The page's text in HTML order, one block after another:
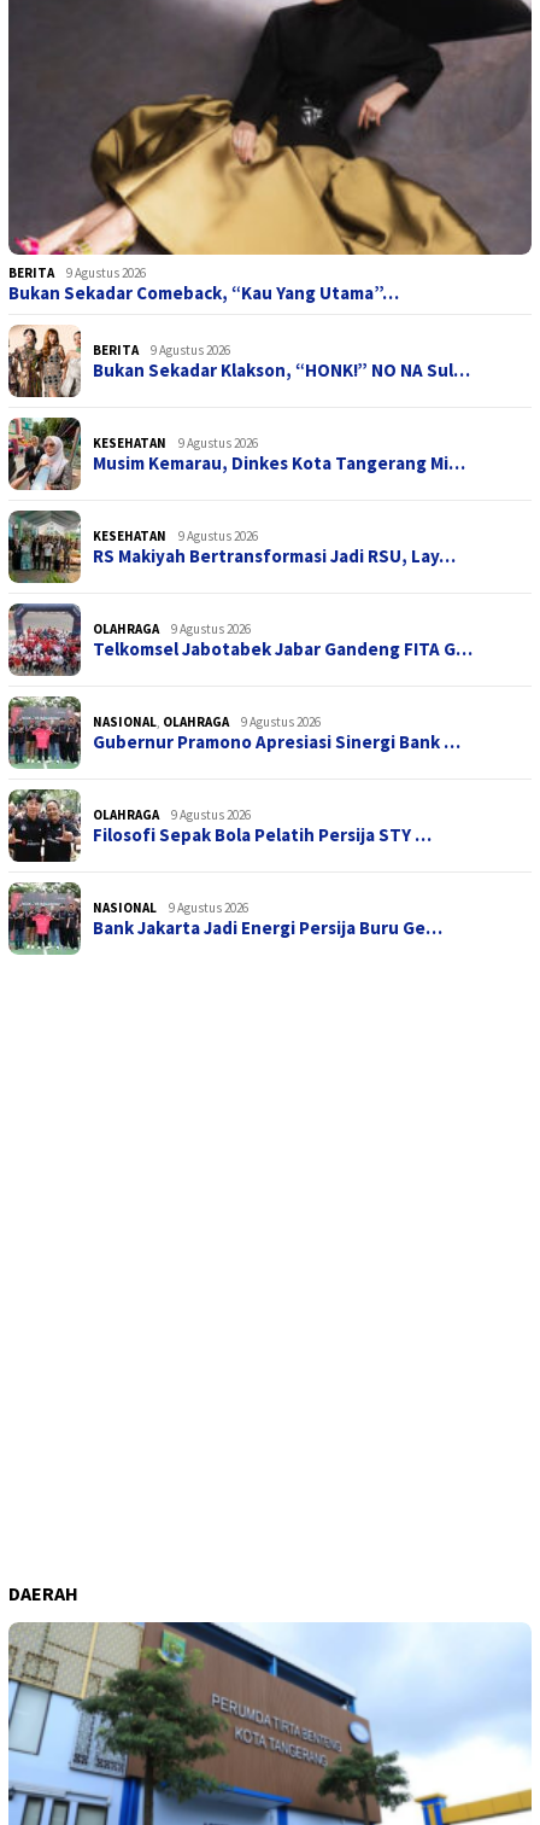
BERITA 9 Agustus 2026
Bukan Sekadar Comeback, “Kau Yang Utama”…
BERITA 9 Agustus 2026
Bukan Sekadar Klakson, “HONK!” NO NA Sul…
KESEHATAN 9 Agustus 2026
Musim Kemarau, Dinkes Kota Tangerang Mi…
KESEHATAN 9 Agustus 2026
RS Makiyah Bertransformasi Jadi RSU, Lay…
OLAHRAGA 9 Agustus 2026
Telkomsel Jabotabek Jabar Gandeng FITA G…
NASIONAL, OLAHRAGA 9 Agustus 2026
Gubernur Pramono Apresiasi Sinergi Bank …
OLAHRAGA 9 Agustus 2026
Filosofi Sepak Bola Pelatih Persija STY …
NASIONAL 9 Agustus 2026
Bank Jakarta Jadi Energi Persija Buru Ge…
DAERAH